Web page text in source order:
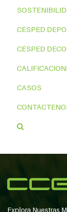
CÉSPED
CÉSPED
CASOS
Explora Nuestras